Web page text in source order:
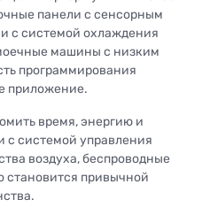
панели с сенсорным
с системой охлаждения
машины с низким
программирования
приложение.
время, энергию и
с системой управления
воздуха, беспроводные
становится привычной